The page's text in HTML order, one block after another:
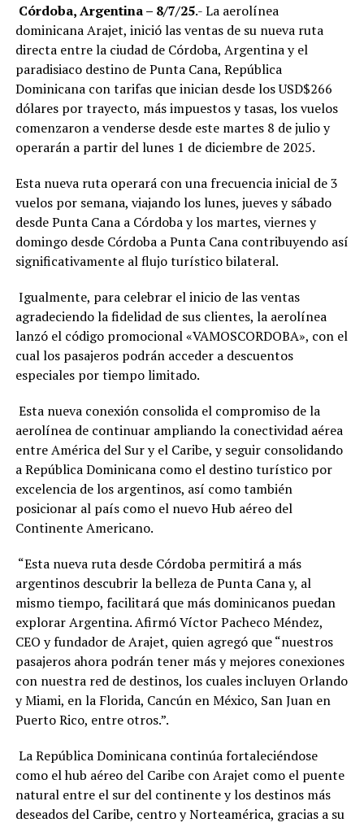
Córdoba, Argentina – 8/7/25.- La aerolínea
dominicana Arajet, inició las ventas de su nueva ruta
directa entre la ciudad de Córdoba, Argentina y el
paradisiaco destino de Punta Cana, República
Dominicana con tarifas que inician desde los USD$266
dólares por trayecto, más impuestos y tasas, los vuelos
comenzaron a venderse desde este martes 8 de julio y
operarán a partir del lunes 1 de diciembre de 2025.
Esta nueva ruta operará con una frecuencia inicial de 3
vuelos por semana, viajando los lunes, jueves y sábado
desde Punta Cana a Córdoba y los martes, viernes y
domingo desde Córdoba a Punta Cana contribuyendo así
significativamente al flujo turístico bilateral.
Igualmente, para celebrar el inicio de las ventas
agradeciendo la fidelidad de sus clientes, la aerolínea
lanzó el código promocional«VAMOSCORDOBA», con el
cual los pasajeros podrán acceder a descuentos
especiales por tiempo limitado.
Esta nueva conexión consolida el compromiso de la
aerolínea de continuar ampliando la conectividad aérea
entre América del Sur y el Caribe, y seguir consolidando
a República Dominicana como el destino turístico por
excelencia de los argentinos, así como también
posicionar al país como el nuevo Hub aéreo del
Continente Americano.
“Esta nueva ruta desde Córdoba permitirá a más
argentinos descubrir la belleza de Punta Cana y, al
mismo tiempo, facilitará que más dominicanos puedan
explorar Argentina. Afirmó Víctor Pacheco Méndez,
CEO y fundador de Arajet, quien agregó que “nuestros
pasajeros ahora podrán tener más y mejores conexiones
con nuestra red de destinos, los cuales incluyen Orlando
y Miami, en la Florida, Cancún en México, San Juan en
Puerto Rico, entre otros.”.
La República Dominicana continúa fortaleciéndose
como el hub aéreo del Caribe con Arajet como el puente
natural entre el sur del continente y los destinos más
deseados del Caribe, centro y Norteamérica, gracias a su